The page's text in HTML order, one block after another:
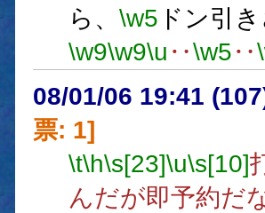
ら、 \w5 ドン引
\w9\w9\u ‥\w5‥
08/01/06 19:41
票: 1]
\t\h\s[23]\u\s[10]
んだが即予約だ